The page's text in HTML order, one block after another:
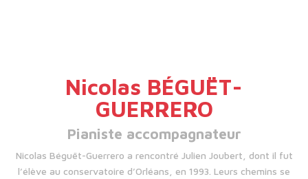
Nicolas BÉGUËT-
GUERRERO
Pianiste accompagnateur
Nicolas Béguët-Guerrero a rencontré Julien Joubert, dont il fut
l’élève au conservatoire d’Orléans, en 1993. Leurs chemins se